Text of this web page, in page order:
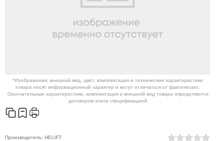
*Изображения, внешний вид, цвет, комплектация и технические характеристики
товара носят информационный характер и могут отличаться от фактических.
Окончательные характеристики, комплектация и внешний вид товара определяются
договором и/или спецификацией
Производитель: HELIFT